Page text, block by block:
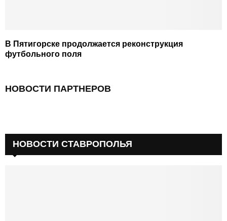
В Пятигорске продолжается реконструкция
футбольного поля
НОВОСТИ ПАРТНЕРОВ
НОВОСТИ СТАВРОПОЛЬЯ